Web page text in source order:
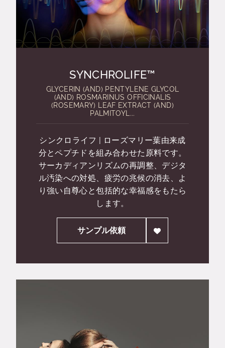
SYNCHROLIFE™
GLYCERIN (AND) PENTYLENE GLYCOL
(AND) ROSMARINUS OFFICINALIS
(ROSEMARY) LEAF EXTRACT (AND)
PALMITOYL...
シンクロライフ | ローズマリー葉由来成
分とペプチドを組み合わせた原料です。
サーカディアンリズムの再調整、デジタ
ル汚染への対処、疲労の兆候の消去、よ
り強い自尊心と包括的な幸福感をもたら
します。
サンプル依頼